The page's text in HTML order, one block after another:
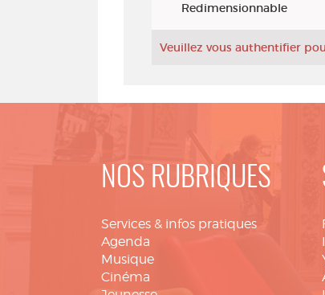
Redimensionnable
Veuillez vous authentifier
NOS RUBRIQUES
Services & infos pratiques
Agenda
Musique
Cinéma